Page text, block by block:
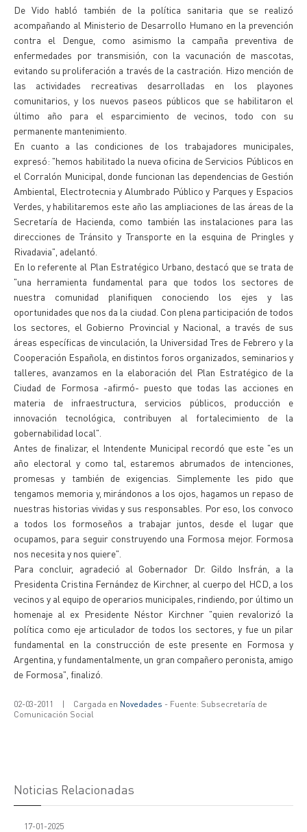
De Vido habló también de la política sanitaria que se realizó
acompañando al Ministerio de Desarrollo Humano en la prevención
contra el Dengue, como asimismo la campaña preventiva de
enfermedades por transmisión, con la vacunación de mascotas,
evitando su proliferación a través de la castración. Hizo mención de
las actividades recreativas desarrolladas en los playones
comunitarios, y los nuevos paseos públicos que se habilitaron el
último año para el esparcimiento de vecinos, todo con su
permanente mantenimiento.
En cuanto a las condiciones de los trabajadores municipales,
expresó: "hemos habilitado la nueva oficina de Servicios Públicos en
el Corralón Municipal, donde funcionan las dependencias de Gestión
Ambiental, Electrotecnia y Alumbrado Público y Parques y Espacios
Verdes, y habilitaremos este año las ampliaciones de las áreas de la
Secretaría de Hacienda, como también las instalaciones para las
direcciones de Tránsito y Transporte en la esquina de Pringles y
Rivadavia", adelantó.
En lo referente al Plan Estratégico Urbano, destacó que se trata de
"una herramienta fundamental para que todos los sectores de
nuestra comunidad planifiquen conociendo los ejes y las
oportunidades que nos da la ciudad. Con plena participación de todos
los sectores, el Gobierno Provincial y Nacional, a través de sus
áreas específicas de vinculación, la Universidad Tres de Febrero y la
Cooperación Española, en distintos foros organizados, seminarios y
talleres, avanzamos en la elaboración del Plan Estratégico de la
Ciudad de Formosa -afirmó- puesto que todas las acciones en
materia de infraestructura, servicios públicos, producción e
innovación tecnológica, contribuyen al fortalecimiento de la
gobernabilidad local".
Antes de finalizar, el Intendente Municipal recordó que este "es un
año electoral y como tal, estaremos abrumados de intenciones,
promesas y también de exigencias. Simplemente les pido que
tengamos memoria y, mirándonos a los ojos, hagamos un repaso de
nuestras historias vividas y sus responsables. Por eso, los convoco
a todos los formoseños a trabajar juntos, desde el lugar que
ocupamos, para seguir construyendo una Formosa mejor. Formosa
nos necesita y nos quiere".
Para concluir, agradeció al Gobernador Dr. Gildo Insfrán, a la
Presidenta Cristina Fernández de Kirchner, al cuerpo del HCD, a los
vecinos y al equipo de operarios municipales, rindiendo, por último un
homenaje al ex Presidente Néstor Kirchner "quien revalorizó la
política como eje articulador de todos los sectores, y fue un pilar
fundamental en la construcción de este presente en Formosa y
Argentina, y fundamentalmente, un gran compañero peronista, amigo
de Formosa", finalizó.
02-03-2011 | Cargada en Novedades - Fuente: Subsecretaría de
Comunicación Social
Noticias Relacionadas
17-01-2025